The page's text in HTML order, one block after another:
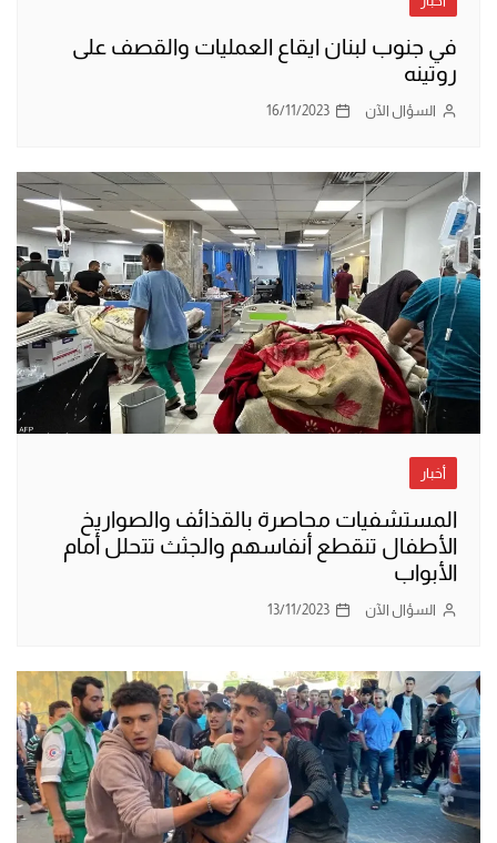
في جنوب لبنان ايقاع العمليات والقصف على
روتينه
السؤال الآن 16/11/2023
أخبار
المستشفيات محاصرة بالقذائف والصواريخ
الأطفال تنقطع أنفاسهم والجثث تتحلل أمام
الأبواب
السؤال الآن 13/11/2023